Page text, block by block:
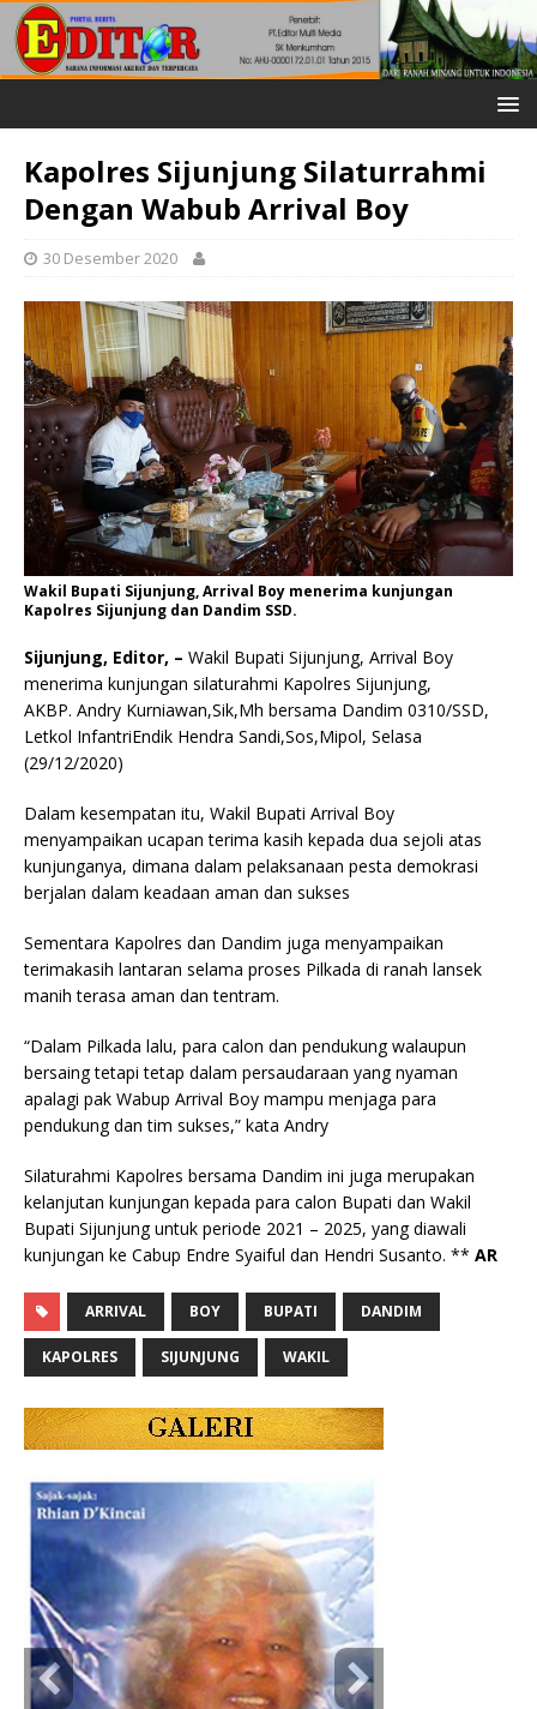
Kapolres Sijunjung Silaturrahmi
Dengan Wabub Arrival Boy
30 Desember 2020
Wakil Bupati Sijunjung, Arrival Boy menerima kunjungan
Kapolres Sijunjung dan Dandim SSD.
Sijunjung, Editor, – Wakil Bupati Sijunjung, Arrival Boy
menerima kunjungan silaturahmi Kapolres Sijunjung,
AKBP. Andry Kurniawan,Sik,Mh bersama Dandim 0310/SSD,
Letkol InfantriEndik Hendra Sandi,Sos,Mipol, Selasa
(29/12/2020)
Dalam kesempatan itu, Wakil Bupati Arrival Boy
menyampaikan ucapan terima kasih kepada dua sejoli atas
kunjunganya, dimana dalam pelaksanaan pesta demokrasi
berjalan dalam keadaan aman dan sukses
Sementara Kapolres dan Dandim juga menyampaikan
terimakasih lantaran selama proses Pilkada di ranah lansek
manih terasa aman dan tentram.
“Dalam Pilkada lalu, para calon dan pendukung walaupun
bersaing tetapi tetap dalam persaudaraan yang nyaman
apalagi pak Wabup Arrival Boy mampu menjaga para
pendukung dan tim sukses,” kata Andry
Silaturahmi Kapolres bersama Dandim ini juga merupakan
kelanjutan kunjungan kepada para calon Bupati dan Wakil
Bupati Sijunjung untuk periode 2021 – 2025, yang diawali
kunjungan ke Cabup Endre Syaiful dan Hendri Susanto. ** AR
ARRIVAL BOY BUPATI DANDIM
KAPOLRES SIJUNJUNG WAKIL